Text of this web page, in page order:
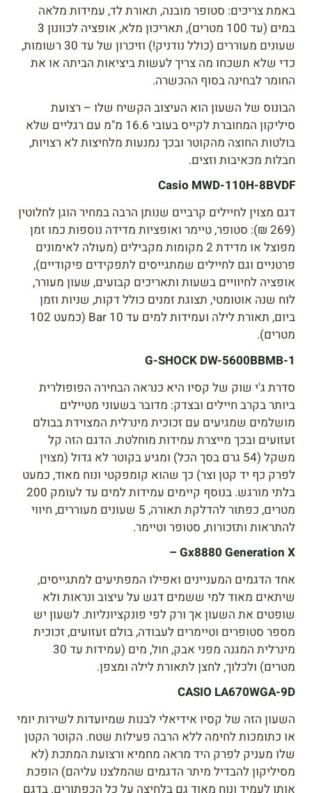
באמת צריכים: סטופר מובנה, תאורת לד, עמידות מלאה
במים (עד 100 מטרים), תאריכון מלא, אופציה לכוונון 3
שעונים מעוררים (כולל נודניק!) וזיכרון של עד 30 רשומות,
כדי שלא תשכחו מה צריך לעשות ביציאות הביתה או את
החומר לבחינה בסוף ההכשרה.
הבונוס של השעון הוא העיצוב הקשיח שלו – רצועת
סיליקון המחוברת לקייס בעובי 16.6 מ"מ עם רגליים שלא
בולטות החוצה מהקוטר ובכך נמנעות מלחיצות לא רצויות,
חבלות מכאיבות וזצים.
Casio MWD-110H-8BVDF
דגם מצוין לחיילים קרביים שנותן הרבה במחיר הוגן לחלוטין
(269 ₪): סטופר, טיימר ואופציות מדידה נוספות כמו זמן
מפוצל או מדידת 2 מקומות מקבילים (מעולה לאימונים
פרטניים וגם לחיילים שמתגייסים לתפקידים פיקודיים),
אופציה לחיוויים בשעות ותאריכים קבועים, שעון מעורר,
לוח שנה אוטומטי, תצוגת זמנים כולל דקות, שניות וזמן
ביום, תאורת לילה ועמידות למים עד 10 Bar (כמעט 102
מטרים).
G-SHOCK DW-5600BBMB-1
סדרת ג'י שוק של קסיו היא כנראה הבחירה הפופולרית
ביותר בקרב חיילים ובצדק: מדובר בשעוני מטיילים
מושלמים שמגיעים עם זכוכית מינרלית המצוידת בבולם
זעזועים ובכך מייצרת עמידות מוחלטת. הדגם הזה קל
משקל (54 גרם בסך הכל) ומגיע בקוטר לא גדול (מצוין
לפרק כף יד קטן וצר) כך שהוא קומפקטי ונוח מאוד, כמעט
בלתי מורגש. בנוסף קיימים עמידות למים עד לעומק 200
מטרים, כפתור להדלקת תאורה, 5 שעונים מעוררים, חיווי
להתראות ותזכורות, סטופר וטיימר.
Gx8880 Generation X –
אחד הדגמים המעניינים ואפילו המפתיעים למתגייסים,
שיתאים מאוד למי ששמים דגש על עיצוב ונראות ולא
שופטים את השעון אך ורק לפי פונקציונליות. לשעון יש
מספר סטופרים וטיימרים לעבודה, בולם זעזועים, זכוכית
מינרלית המגנה מפני אבק, חול, מים (עמידות עד 30
מטרים) ולכלוך, לחצן לתאורת לילה ומצפן.
CASIO LA670WGA-9D
השעון הזה של קסיו אידיאלי לבנות שמיועדות לשירות יומי
או כתומכות לחימה ללא הרבה פעילות שטח. הקוטר הקטן
שלו מעניק לפרק היד מראה מחמיא ורצועת המתכת (לא
מסיליקון להבדיל מיתר הדגמים שהמלצנו עליהם) הופכת
אותו לעמיד ונוח מאוד גם בלחיצה על כל הכפתורים. בדגם